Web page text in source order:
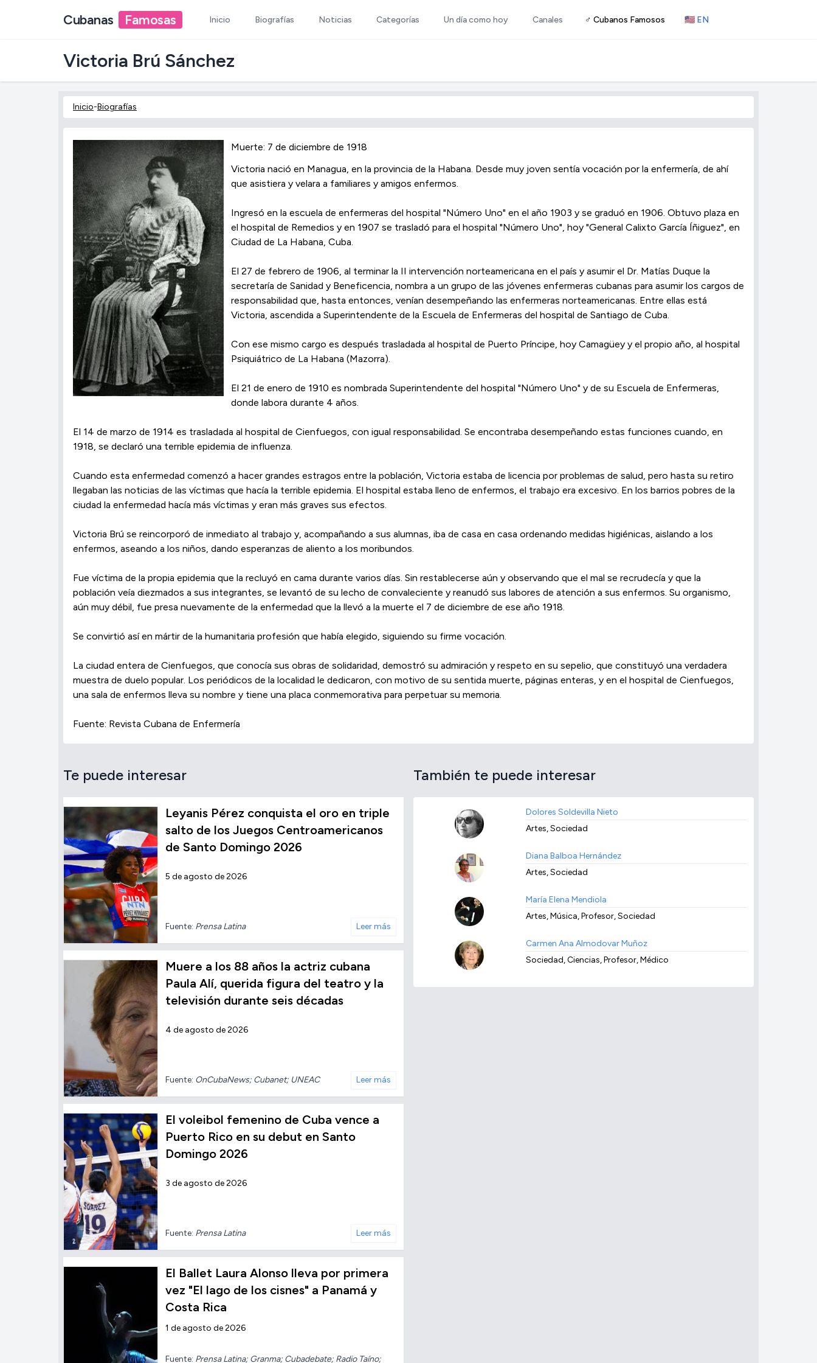
Cubanas Famosas Inicio Biografías Noticias Categorías Un día como hoy Canales ♂ Cubanos Famosos 🇺🇸 EN
Victoria Brú Sánchez
Inicio-Biografías
Muerte: 7 de diciembre de 1918
Victoria nació en Managua, en la provincia de la Habana. Desde muy joven sentía vocación por la enfermería, de ahí
que asistiera y velara a familiares y amigos enfermos.
Ingresó en la escuela de enfermeras del hospital "Número Uno" en el año 1903 y se graduó en 1906. Obtuvo plaza en
el hospital de Remedios y en 1907 se trasladó para el hospital "Número Uno", hoy "General Calixto García Íñiguez", en
Ciudad de La Habana, Cuba.
El 27 de febrero de 1906, al terminar la II intervención norteamericana en el país y asumir el Dr. Matías Duque la
secretaría de Sanidad y Beneficencia, nombra a un grupo de las jóvenes enfermeras cubanas para asumir los cargos de
responsabilidad que, hasta entonces, venían desempeñando las enfermeras norteamericanas. Entre ellas está
Victoria, ascendida a Superintendente de la Escuela de Enfermeras del hospital de Santiago de Cuba.
Con ese mismo cargo es después trasladada al hospital de Puerto Príncipe, hoy Camagüey y el propio año, al hospital
Psiquiátrico de La Habana (Mazorra).
El 21 de enero de 1910 es nombrada Superintendente del hospital "Número Uno" y de su Escuela de Enfermeras,
donde labora durante 4 años.
El 14 de marzo de 1914 es trasladada al hospital de Cienfuegos, con igual responsabilidad. Se encontraba desempeñando estas funciones cuando, en
1918, se declaró una terrible epidemia de influenza.
Cuando esta enfermedad comenzó a hacer grandes estragos entre la población, Victoria estaba de licencia por problemas de salud, pero hasta su retiro
llegaban las noticias de las víctimas que hacía la terrible epidemia. El hospital estaba lleno de enfermos, el trabajo era excesivo. En los barrios pobres de la
ciudad la enfermedad hacía más víctimas y eran más graves sus efectos.
Victoria Brú se reincorporó de inmediato al trabajo y, acompañando a sus alumnas, iba de casa en casa ordenando medidas higiénicas, aislando a los
enfermos, aseando a los niños, dando esperanzas de aliento a los moribundos.
Fue víctima de la propia epidemia que la recluyó en cama durante varios días. Sin restablecerse aún y observando que el mal se recrudecía y que la
población veía diezmados a sus integrantes, se levantó de su lecho de convaleciente y reanudó sus labores de atención a sus enfermos. Su organismo,
aún muy débil, fue presa nuevamente de la enfermedad que la llevó a la muerte el 7 de diciembre de ese año 1918.
Se convirtió así en mártir de la humanitaria profesión que había elegido, siguiendo su firme vocación.
La ciudad entera de Cienfuegos, que conocía sus obras de solidaridad, demostró su admiración y respeto en su sepelio, que constituyó una verdadera
muestra de duelo popular. Los periódicos de la localidad le dedicaron, con motivo de su sentida muerte, páginas enteras, y en el hospital de Cienfuegos,
una sala de enfermos lleva su nombre y tiene una placa conmemorativa para perpetuar su memoria.
Fuente: Revista Cubana de Enfermería
Te puede interesar
Leyanis Pérez conquista el oro en triple
salto de los Juegos Centroamericanos
de Santo Domingo 2026
5 de agosto de 2026
Fuente: Prensa Latina Leer más
Muere a los 88 años la actriz cubana
Paula Alí, querida figura del teatro y la
televisión durante seis décadas
4 de agosto de 2026
Fuente: OnCubaNews; Cubanet; UNEAC Leer más
El voleibol femenino de Cuba vence a
Puerto Rico en su debut en Santo
Domingo 2026
3 de agosto de 2026
Fuente: Prensa Latina Leer más
El Ballet Laura Alonso lleva por primera
vez "El lago de los cisnes" a Panamá y
Costa Rica
1 de agosto de 2026
Fuente: Prensa Latina; Granma; Cubadebate; Radio Taíno;
También te puede interesar
Dolores Soldevilla Nieto
Artes, Sociedad
Diana Balboa Hernández
Artes, Sociedad
María Elena Mendiola
Artes, Música, Profesor, Sociedad
Carmen Ana Almodovar Muñoz
Sociedad, Ciencias, Profesor, Médico